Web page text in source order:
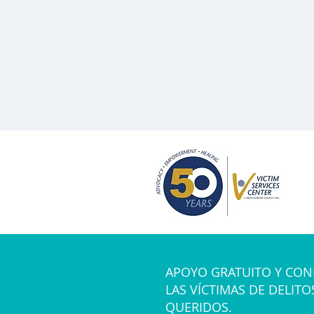
APOYO GRATUITO Y
LAS VÍCTIMAS DE
QUERIDOS.